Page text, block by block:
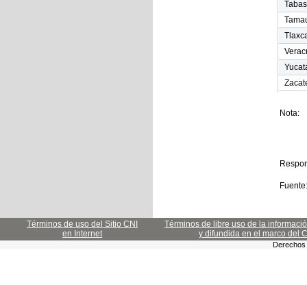
Nota:
Fuente:
Términos de uso del Sitio CNI
en Internet
Términos de libre uso de la
y difundida en el marco del